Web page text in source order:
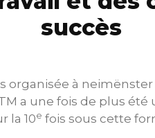
succès
organisée à neimënster
a une fois de plus
la 10e fois sous cette